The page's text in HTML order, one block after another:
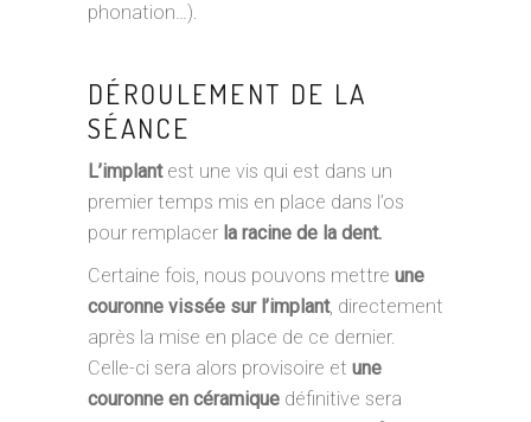
phonation…).
DÉROULEMENT DE LA
SÉANCE
L’implantest une vis qui est dans un
premier temps mis en place dans l’os
pour remplacer la racine de la dent.
Certaine fois, nous pouvons mettre une
couronne vissée sur l’implant, directement
après la mise en place de ce dernier.
Celle-ci sera alors provisoire et une
couronne en céramique définitive sera